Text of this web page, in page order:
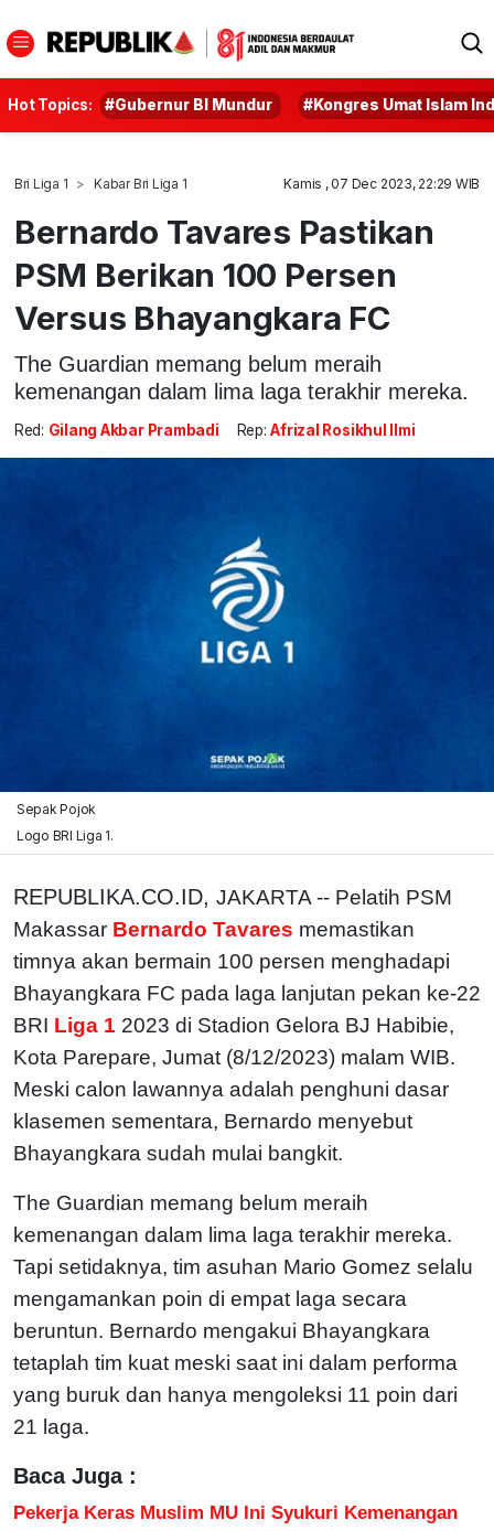
Hot Topics: #Gubernur BI Mundur #Kongres Umat Islam
Bri Liga 1 Kabar Bri Liga 1 Kamis , 07 Dec 2023, 22:29 WIB
Bernardo Tavares Pastikan
PSM Berikan 100 Persen
Versus Bhayangkara FC
The Guardian memang belum meraih
kemenangan dalam lima laga terakhir mereka.
Red: Gilang Akbar Prambadi Rep: Afrizal Rosikhul Ilmi
Sepak Pojok
Logo BRI Liga 1.
REPUBLIKA.CO.ID, JAKARTA -- Pelatih PSM
Makassar Bernardo Tavares memastikan
timnya akan bermain 100 persen menghadapi
Bhayangkara FC pada laga lanjutan pekan ke-22
BRI Liga 1 2023 di Stadion Gelora BJ Habibie,
Kota Parepare, Jumat (8/12/2023) malam WIB.
Meski calon lawannya adalah penghuni dasar
klasemen sementara, Bernardo menyebut
Bhayangkara sudah mulai bangkit.
The Guardian memang belum meraih
kemenangan dalam lima laga terakhir mereka.
Tapi setidaknya, tim asuhan Mario Gomez selalu
mengamankan poin di empat laga secara
beruntun. Bernardo mengakui Bhayangkara
tetaplah tim kuat meski saat ini dalam performa
yang buruk dan hanya mengoleksi 11 poin dari
21 laga.
Baca Juga :
Pekerja Keras Muslim MU Ini Syukuri Kemenangan